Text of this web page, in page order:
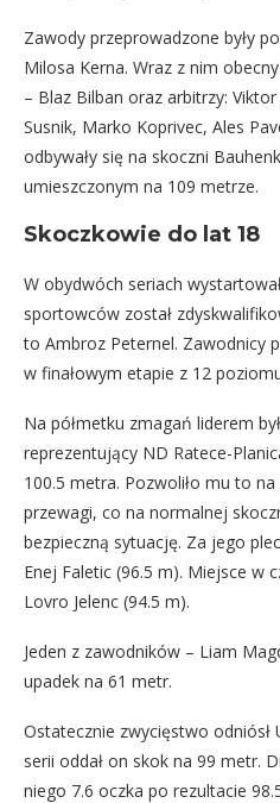
Zawody przeprowadzone były
Milosa Kerna. Wraz z nim
– Blaz Bilban oraz arbitrzy:
Susnik, Marko Koprivec, Ales
odbywały się na skoczni
umieszczonym na 109 metrze.
Skoczkowie do lat 18
W obydwóch seriach
sportowców został
to Ambroz Peternel. Zawodnicy
w finałowym etapie z 12
Na półmetku zmagań liderem
reprezentujący ND Ratece-
100.5 metra. Pozwoliło mu to
przewagi, co na normalnej
bezpieczną sytuację. Za jego
Enej Faletic (96.5 m). Miejsce w
Lovro Jelenc (94.5 m).
Jeden z zawodników – Liam
upadek na 61 metr.
Ostatecznie zwycięstwo odniósł
serii oddał on skok na 99 metr.
niego 7.6 oczka po rezultacie